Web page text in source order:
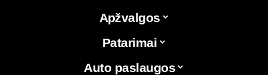
Apžvalgos
Patarimai
Auto paslaugos